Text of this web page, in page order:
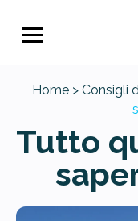
Home > Consigli
Tutto